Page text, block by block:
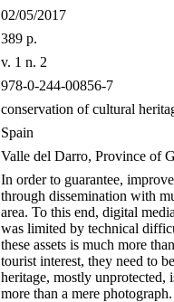
02/05/2017
389 p.
v. 1 n. 2
978-0-244-00856-7
conservation of cultural
Spain
Valle del Darro, Province of
In order to guarantee,
through dissemination with
area. To this end, digital
was limited by technical
these assets is much more
tourist interest, they need to
heritage, mostly
more than a mere